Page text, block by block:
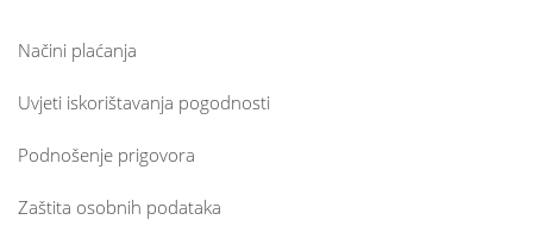
Načini plaćanja
Uvjeti iskorištavanja pogodnosti
Podnošenje prigovora
Zaštita osobnih podataka